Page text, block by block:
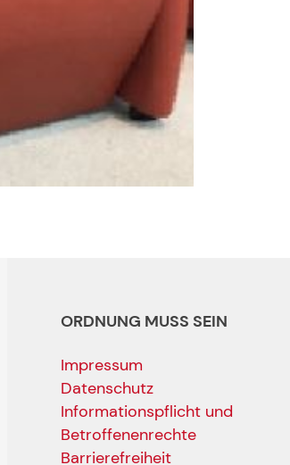
ORDNUNG MUSS SEIN
Impressum
Datenschutz
Informationspflicht und
Betroffenenrechte
Barrierefreiheit